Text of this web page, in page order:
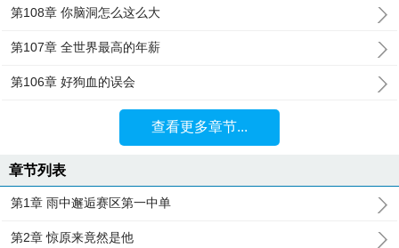
第108章 你脑洞怎么这么大
第107章 全世界最高的年薪
第106章 好狗血的误会
查看更多章节...
章节列表
第1章 雨中邂逅赛区第一中单
第2章 惊原来竟然是他